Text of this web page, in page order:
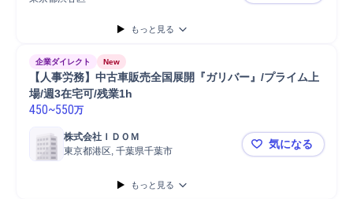
もっと見る
企業ダイレクト New
【人事労務】中古車販売全国展開『ガリバー』/プライム上
場/週3在宅可/残業1h
450~550万
株式会社ＩＤＯＭ
東京都港区, 千葉県千葉市
【人事労務
気になる
もっと見る